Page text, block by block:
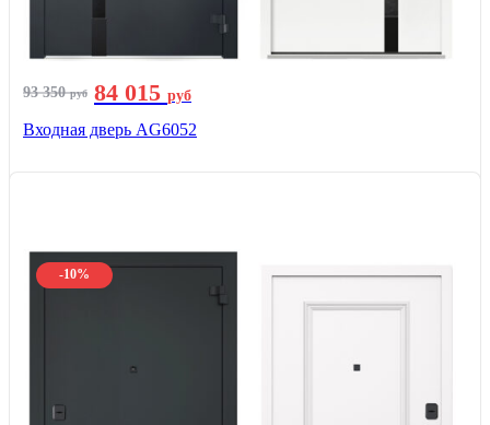
93 350руб 84 015 руб
Входная дверь AG6052
-10%